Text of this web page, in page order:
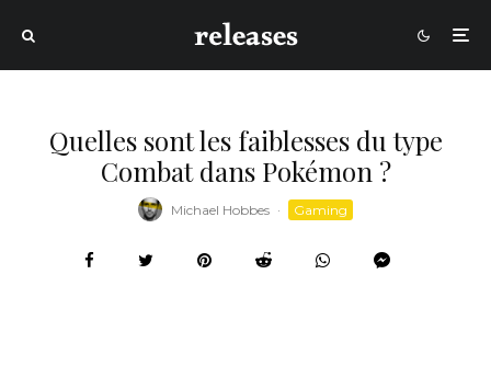
Quelles sont les faiblesses du type
Combat dans Pokémon ?
Michael Hobbes · Gaming